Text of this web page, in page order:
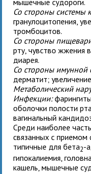
Со стороны системы
гранулоцитопения,
тромбоцитов.
Со стороны
рту, чувство жжения
диарея.
Со стороны имунной
дерматит;
Метаболический
Инфекции:
оболочки полости
вагинальный
Среди наиболее
связанных с
типичные для бета2-
гипокалиемия,
кашель, мышечные